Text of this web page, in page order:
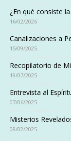
¿En qué consiste
16/02/2026
Canalizaciones a
15/09/2025
Recopilatorio de
19/07/2025
Entrevista al
07/06/2025
Misterios
08/02/2025